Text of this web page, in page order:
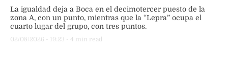
La igualdad deja a Boca en el decimotercer puesto de la
zona A, con un punto, mientras que la “Lepra” ocupa el
cuarto lugar del grupo, con tres puntos.
02/08/2026 - 19:23 - min read